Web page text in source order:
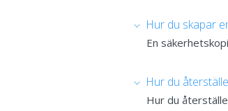
Hur du skapar
En
Hur du
Hur du